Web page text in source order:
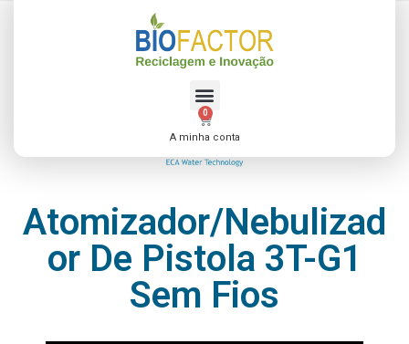
0
A minha conta
Equipamentos de
Desinfeção
Atomizador/nebulizad
Or De Pistola 3T-G1
Sem Fios